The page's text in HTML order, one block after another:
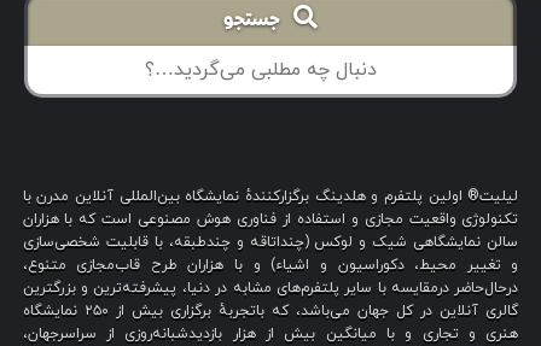
جستجو
لیلیت® اولین پلتفرم و هلدینگ برگزارکنندهٔ نمایشگاه بین‌المللی آنلاین مدرن با
تکنولوژی واقعیت مجازی و استفاده از فناوری هوش مصنوعی است که با هزاران
سالن نمایشگاهی شیک و لوکس (چنداتاقه و چندطبقه، با قابلیت شخصی‌سازی
و تغییر محیط، دکوراسیون و اشیاء) و با هزاران طرح قاب‌مجازی متنوع،
درحال‌حاضر درمقایسه با سایر پلتفرم‌های مشابه در دنیا، پیشرفته‌ترین و بزرگترین
گالری آنلاین در کل جهان می‌باشد، که باتجربهٔ برگزاری بیش از ۲۵۰ نمایشگاه
هنری و تجاری و با میانگین بیش از هزار بازدیدشبانه‌روزی از سراسرجهان،